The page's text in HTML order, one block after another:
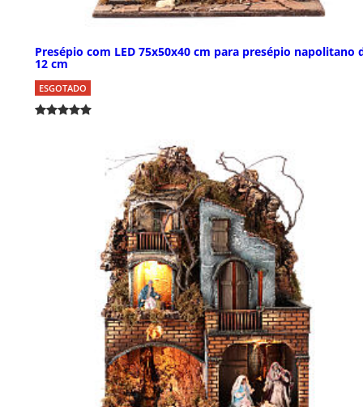
Presépio com LED 75x50x40 cm para presépio napolitano
12 cm
ESGOTADO